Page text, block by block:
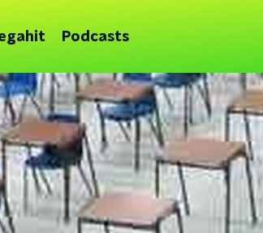
Podcasts